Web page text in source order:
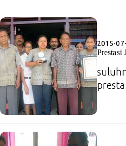
2015-
Prestasi